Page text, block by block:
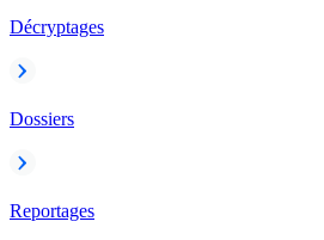
Décryptages
Dossiers
Reportages